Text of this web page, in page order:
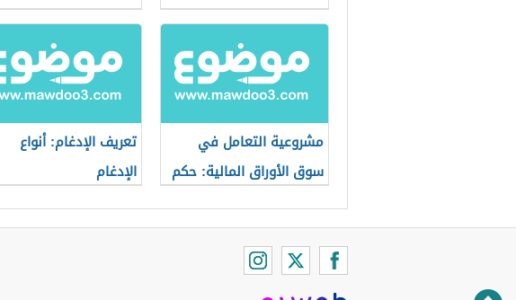
مشروعية التعامل في
سوق الأوراق المالية: حكم
تعريف الإدغام: أنواع
الإدغام